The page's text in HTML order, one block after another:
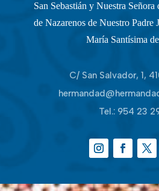
San Sebastián y Nuestra
de Nazarenos de Nuestro Padre
María Santísima
C/ San Salvador, 1,
Tel.: 954 23